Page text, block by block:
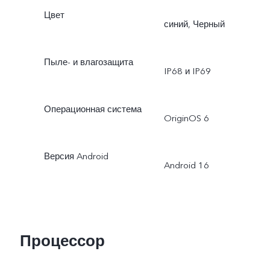
Цвет
синий, Черный
Пыле- и влагозащита
IP68 и IP69
Операционная система
OriginOS 6
Версия Android
Android 16
Процессор